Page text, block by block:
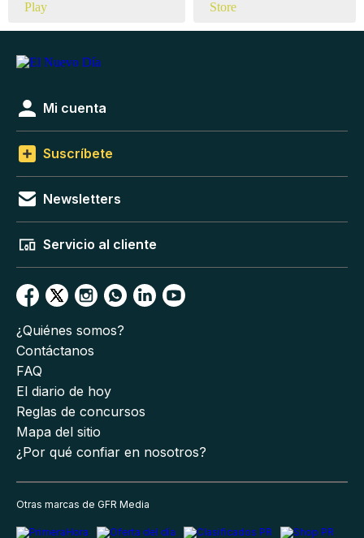
Mi cuenta
Suscríbete
Newsletters
Servicio al cliente
¿Quiénes somos?
Contáctanos
FAQ
El diario de hoy
Reglas de concursos
Mapa del sitio
¿Por qué confiar en nosotros?
Otras marcas de GFR Media